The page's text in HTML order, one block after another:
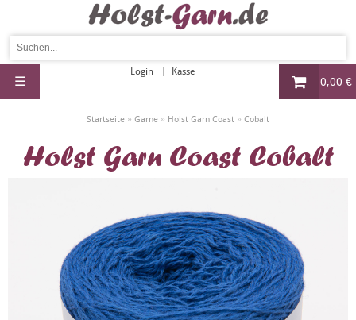
0,00 €
Login Kasse
☰
Startseite » Garne » Holst Garn Coast » Cobalt
Holst Garn Coast Cobalt